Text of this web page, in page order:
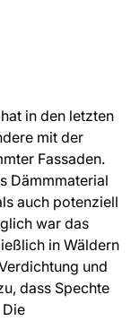
hat in den letzten
mit der
Fassaden.
Dämmmaterial
auch potenziell
war das
in Wäldern
und
dass Spechte